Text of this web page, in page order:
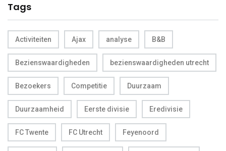
Tags
Activiteiten Ajax analyse B&B
Bezienswaardigheden bezienswaardigheden utrecht
Bezoekers Competitie Duurzaam
Duurzaamheid Eerste divisie Eredivisie
FC Twente FC Utrecht Feyenoord